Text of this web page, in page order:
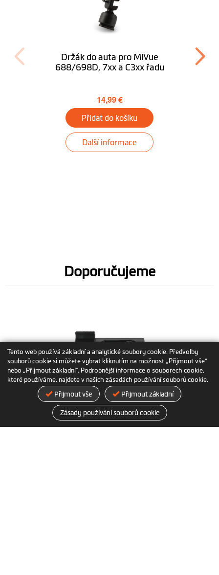
Tento web používá základní a analytické soubory cookie. Předvolby
souborů cookie si můžete vybrat kliknutím na možnost „Přijmout vše“
nebo „Přijmout základní“. Podrobnější informace o souborech cookie,
které používáme, najdete v našich zásadách používání souborů cookie.
Přijmout vše Přijmout základní
Zásady používání souborů cookie
Držák do auta pro MiVue
688/698D, 7xx a C3xx řadu
14,99 €
Přidat do košíku
Další informace
Doporučujeme
MiVue™ A50
Přizpůsobitelná zadní kamera s